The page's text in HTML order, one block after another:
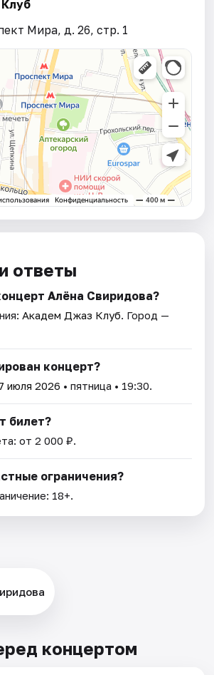
Мира, д. 26, стр. 1
ответы
Алёна Свиридова?
Академ Джаз Клуб. Город —
концерт?
июля 2026 • пятница • 19:30.
билет?
от 2 000 ₽.
ограничения?
18+.
концертом